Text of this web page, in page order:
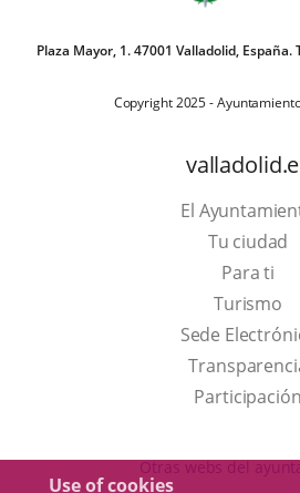
Use of cookies
Plaza Mayor, 1. 47001 Valladolid, España.
Copyright 2025 -
El
Tu ciudad
Para ti
Turismo
a
Sede
Participación
Otras webs del